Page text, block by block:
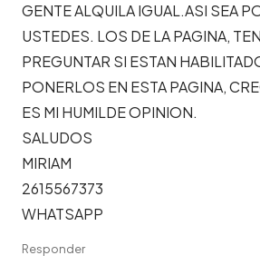
GENTE ALQUILA IGUAL.ASI SEA
USTEDES. LOS DE LA PAGINA,
PREGUNTAR SI ESTAN
PONERLOS EN ESTA PAGINA,
ES MI HUMILDE OPINION.
SALUDOS
MIRIAM
2615567373
WHATSAPP
Responder